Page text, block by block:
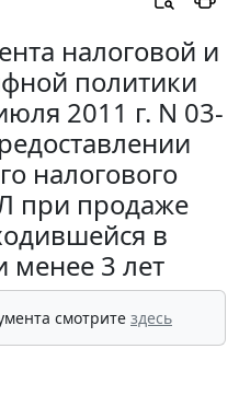
налоговой и
политики
2011 г. N 03-
налогового
при продаже
в
менее 3 лет
смотрите здесь